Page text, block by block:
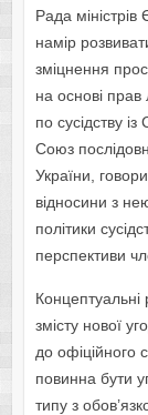
Рада
намір
зміцнення
на основі
по сусідству
Союз
України,
відносини з
політики
перспективи
Концептуальні
змісту нової
до офіційного
повинна бути
типу з